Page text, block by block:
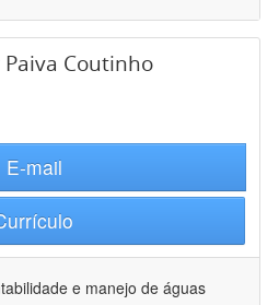
Coutinho
E-mail
e manejo de águas